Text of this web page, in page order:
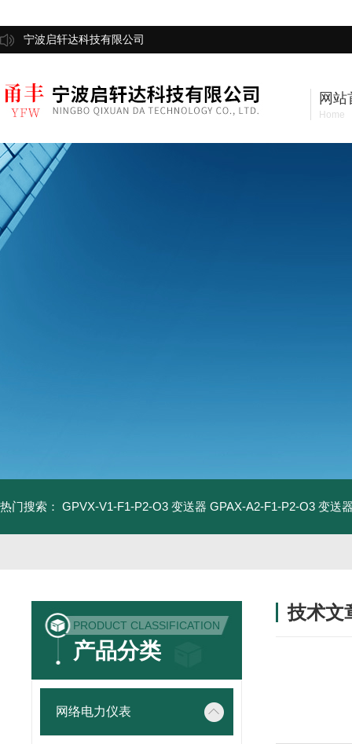
宁波启轩达科技有限公司
网站
Home
热门搜索： GPVX-V1-F1-P2-O3 变送器 GPAX-A2-F1-P2-O3 变送
PRODUCT CLASSIFICATION
产品分类
网络电力仪表
技术文